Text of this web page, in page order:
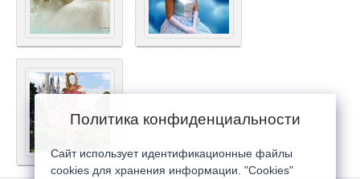
Политика конфиденциальности
Сайт использует идентификационные файлы
cookies для хранения информации. "Cookies"